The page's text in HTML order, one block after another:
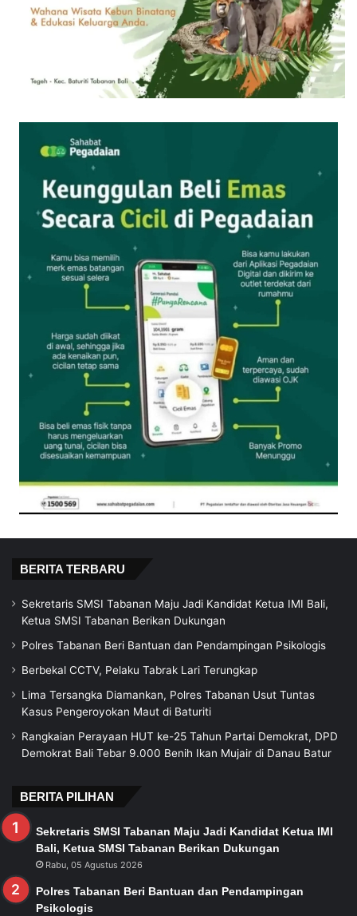
BERITA TERBARU
Sekretaris SMSI Tabanan Maju Jadi Kandidat Ketua IMI Bali,
Ketua SMSI Tabanan Berikan Dukungan
Polres Tabanan Beri Bantuan dan Pendampingan Psikologis
Berbekal CCTV, Pelaku Tabrak Lari Terungkap
Lima Tersangka Diamankan, Polres Tabanan Usut Tuntas
Kasus Pengeroyokan Maut di Baturiti
Rangkaian Perayaan HUT ke-25 Tahun Partai Demokrat, DPD
Demokrat Bali Tebar 9.000 Benih Ikan Mujair di Danau Batur
BERITA PILIHAN
Sekretaris SMSI Tabanan Maju Jadi Kandidat Ketua IMI
Bali, Ketua SMSI Tabanan Berikan Dukungan
Rabu, 05 Agustus 2026
Polres Tabanan Beri Bantuan dan Pendampingan
Psikologis